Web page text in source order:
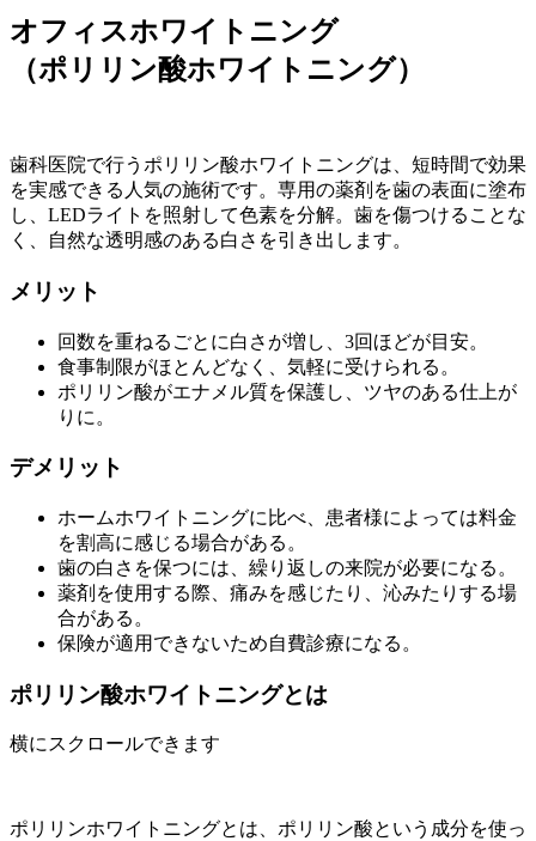
オフィスホワイトニング
（ポリリン酸ホワイトニング）
歯科医院で行うポリリン酸ホワイトニングは、短時間で効果
を実感できる人気の施術です。専用の薬剤を歯の表面に塗布
し、LEDライトを照射して色素を分解。歯を傷つけることな
く、自然な透明感のある白さを引き出します。
メリット
回数を重ねるごとに白さが増し、3回ほどが目安。
食事制限がほとんどなく、気軽に受けられる。
ポリリン酸がエナメル質を保護し、ツヤのある仕上が
りに。
デメリット
ホームホワイトニングに比べ、患者様によっては料金
を割高に感じる場合がある。
歯の白さを保つには、繰り返しの来院が必要になる。
薬剤を使用する際、痛みを感じたり、沁みたりする場
合がある。
保険が適用できないため自費診療になる。
ポリリン酸ホワイトニングとは
横にスクロールできます
ポリリンホワイトニングとは、ポリリン酸という成分を使っ